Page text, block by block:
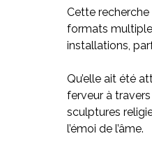
Cette
formats
installations,
Qu’elle ait été
ferveur à
sculptures
l’émoi de l’âme.